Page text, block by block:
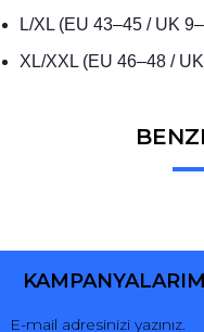
L/XL (EU 43–45 / UK
XL/XXL (EU 46–48 /